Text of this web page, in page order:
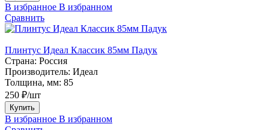
В избранное В избранном
Сравнить
Плинтус Идеал Классик 85мм Падук
Страна: Россия
Производитель: Идеал
Толщина, мм: 85
250 ₽/шт
Купить
В избранное В избранном